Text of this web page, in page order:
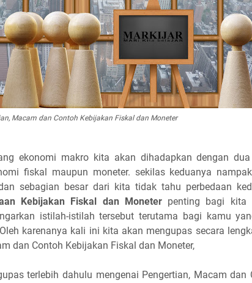
Macam dan Contoh Kebijakan Fiskal dan Moneter
ekonomi makro kita akan dihadapkan dengan
fiskal maupun moneter. sekilas keduanya
sebagian besar dari kita tidak tahu perbedaan
Kebijakan Fiskal dan Moneterpenting bagi kita
istilah-istilah tersebut terutama bagi kamu
karenanya kali ini kita akan mengupas secara
dan Contoh Kebijakan Fiskal dan Moneter,
terlebih dahulu mengenai Pengertian, Macam dan